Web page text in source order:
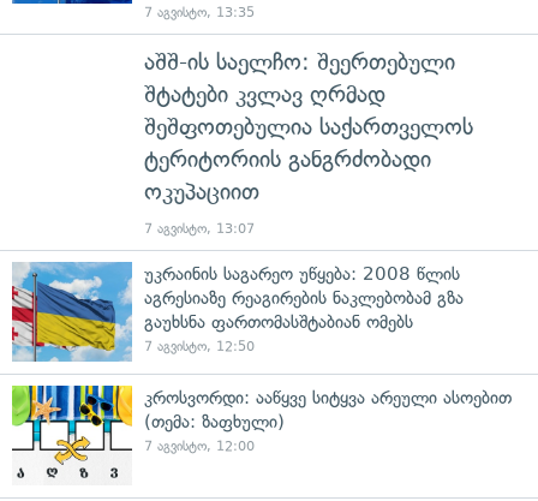
7 აგვისტო, 13:35
აშშ-ის საელჩო: შეერთებული
შტატები კვლავ ღრმად
შეშფოთებულია საქართველოს
ტერიტორიის განგრძობადი
ოკუპაციით
7 აგვისტო, 13:07
უკრაინის საგარეო უწყება: 2008 წლის
აგრესიაზე რეაგირების ნაკლებობამ გზა
გაუხსნა ფართომასშტაბიან ომებს
7 აგვისტო, 12:50
კროსვორდი: ააწყვე სიტყვა არეული ასოებით
(თემა: ზაფხული)
7 აგვისტო, 12:00